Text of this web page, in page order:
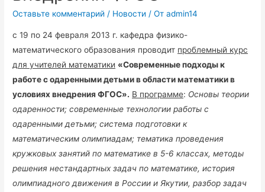
Оставьте комментарий / Новости / От admin14
с 19 по 24 февраля 2013 г. кафедра физико-
математического образования проводит проблемный курс
для учителей математики «Современные подходы к
работе с одаренными детьми в области математики в
условиях внедрения ФГОС». В программе: Основы теории
одаренности; современные технологии работы с
одаренными детьми; система подготовки к
математическим олимпиадам; тематика проведения
кружковых занятий по математике в 5-6 классах, методы
решения нестандартных задач по математике, история
олимпиадного движения в России и Якутии, разбор задач